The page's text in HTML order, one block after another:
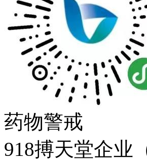
药物警戒
918搏天堂企业